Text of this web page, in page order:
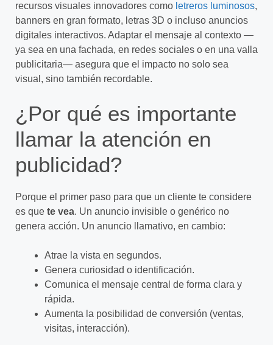
recursos visuales innovadores como letreros luminosos,
banners en gran formato, letras 3D o incluso anuncios
digitales interactivos. Adaptar el mensaje al contexto —
ya sea en una fachada, en redes sociales o en una valla
publicitaria— asegura que el impacto no solo sea
visual, sino también recordable.
¿Por qué es importante
llamar la atención en
publicidad?
Porque el primer paso para que un cliente te considere
es que te vea. Un anuncio invisible o genérico no
genera acción. Un anuncio llamativo, en cambio:
Atrae la vista en segundos.
Genera curiosidad o identificación.
Comunica el mensaje central de forma clara y
rápida.
Aumenta la posibilidad de conversión (ventas,
visitas, interacción).